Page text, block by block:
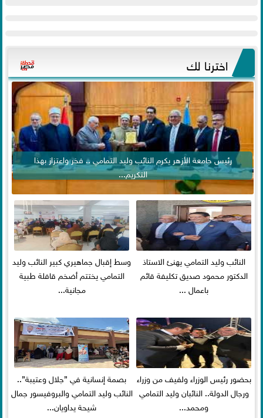
اخترنا لك
رئيس جامعة الأزهر يكرم النائب وليد التمامي .. فخر واعتزاز بهذا
التكريم...
النائب وليد التمامي يهنئ الاستاذ
الدكتور محمود صديق تكليفة قائم
باعمال ...
وسط إقبال جماهيري كبير النائب وليد
التمامي يختتم أضخم قافلة طبية
مجانية...
بحضور رئيس الوزراء ولفيف من وزراء
ورجال الدولة.. النائبان وليد التمامي
ومحمد...
بصمة إنسانية في ”جلال وعتيبة”..
النائب وليد التمامي والبروفيسور جمال
شيحة يداويان...